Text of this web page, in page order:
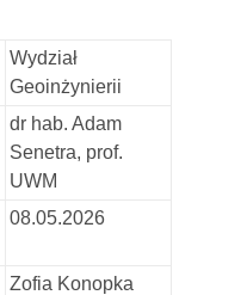
Wydział
Geoinżynierii
dr hab. Adam
Senetra, prof.
UWM
08.05.2026
Zofia Konopka